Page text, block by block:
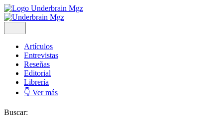
Artículos
Entrevistas
Reseñas
Editorial
Librería
👇 Ver más
Buscar: